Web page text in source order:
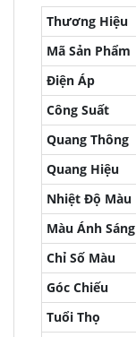
Thương Hiệu
Mã Sản Phẩm
Điện Áp
Công Suất
Quang Thông
Quang Hiệu
Nhiệt Độ Màu
Màu Ánh Sáng
Chỉ Số Màu
Góc Chiếu
Tuổi Thọ